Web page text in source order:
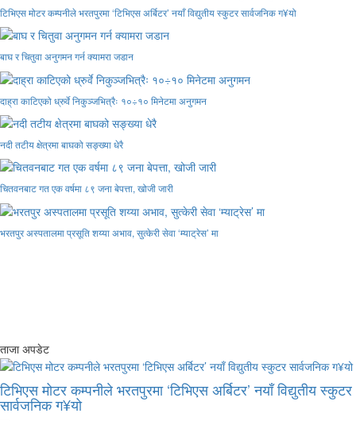
टिभिएस मोटर कम्पनीले भरतपुरमा ‘टिभिएस अर्बिटर’ नयाँ विद्युतीय स्कुटर सार्वजनिक ग¥यो
बाघ र चितुवा अनुगमन गर्न क्यामरा जडान
दाह्रा काटिएको ध्रुर्वे निकुञ्जभित्रैः १०÷१० मिनेटमा अनुगमन
नदी तटीय क्षेत्रमा बाघको सङ्ख्या धेरै
चितवनबाट गत एक वर्षमा ८९ जना बेपत्ता, खोजी जारी
भरतपुर अस्पतालमा प्रसूति शय्या अभाव, सुत्केरी सेवा ‘म्याट्रेस’ मा
ताजा अपडेट
टिभिएस मोटर कम्पनीले भरतपुरमा ‘टिभिएस अर्बिटर’ नयाँ विद्युतीय स्कुटर
सार्वजनिक ग¥यो